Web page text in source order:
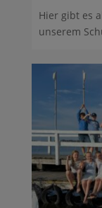
Hier gibt es
unserem